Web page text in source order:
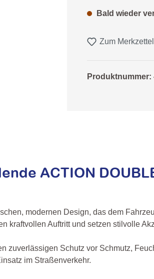
Bald wieder
Zum
Produktnummer:
ACTION
modernen Design, das dem
kraftvollen Auftritt und setzen stilvolle
zuverlässigen Schutz vor Schmutz,
im Straßenverkehr.